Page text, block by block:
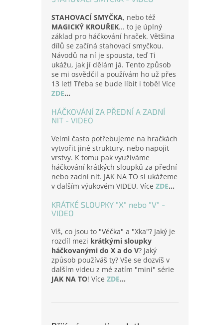
STAHOVACÍ SMYČKA, nebo též
MAGICKÝ KROUŘEK... to je úplný
základ pro háčkování hraček. Většina
dílů se začíná stahovací smyčkou.
Návodů na ní je spousta, teď Ti
ukážu, jak jí dělám já. Tento způsob
se mi osvědčil a používám ho už přes
13 let! Třeba se bude líbit i tobě! Více
ZDE...
HÁČKOVÁNÍ ZA PŘEDNÍ A ZADNÍ
NIT - VIDEO
Velmi často potřebujeme na hračkách
vytvořit jiné struktury, nebo napojit
vrstvy. K tomu pak využíváme
háčkování krátkých sloupků za přední
nebo zadní nit. JAK NA TO si ukážeme
v dalším výukovém VIDEU. Více ZDE...
KRÁTKÉ SLOUPKY "X" nebo "V" -
VIDEO
Víš, co jsou to "Véčka" a "Xka"? Jaký je
rozdíl mezi krátkými sloupky
háčkovanými do X a do V? Jaký
způsob používáš ty? Vše se dozvíš v
dalším videu z mé zatím "mini" série
JAK NA TO! Více ZDE...